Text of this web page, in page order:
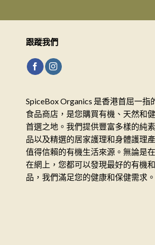
跟蹤我們
SpiceBox Organics 是香港首屈一指
食品商店，是您購買有機、天然和
首選之地。我們提供豐富多樣的純
品以及精選的居家護理和身體護理
值得信賴的有機生活來源。無論是
在網上，您都可以發現最好的有機
品，我們滿足您的健康和保健需求。